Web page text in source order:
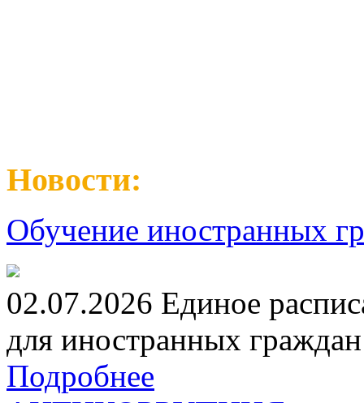
Новости:
Обучение иностранных
02.07.2026 Единое
для иностранных
Подробнее